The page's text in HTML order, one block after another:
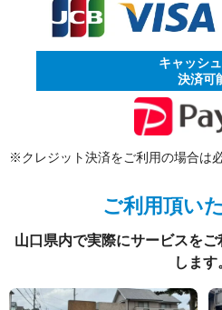
キャッシ
決済可
※クレジット決済をご利用の場合は
ご利用頂い
山口県内で実際にサービスを
します